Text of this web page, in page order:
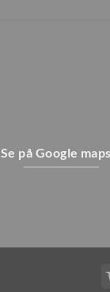
Se på Google maps